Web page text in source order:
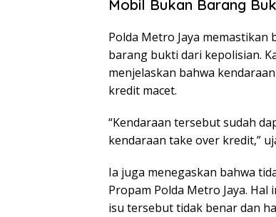
Mobil Bukan Barang
Polda Metro Jaya
barang bukti dari kepolisian.
menjelaskan bahwa
kredit macet.
“Kendaraan tersebut sudah
kendaraan take over kredit,”
Ia juga menegaskan bahwa
Propam Polda Metro Jaya.
isu tersebut tidak benar dan